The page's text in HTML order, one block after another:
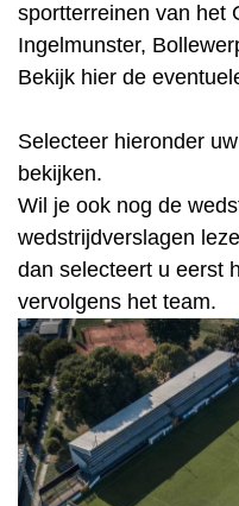
sportterreinen van het
Ingelmunster,
Bekijk hier de
Selecteer hieronder
bekijken.
Wil je ook nog de
wedstrijdverslagen
dan selecteert u eerst
vervolgens het team.